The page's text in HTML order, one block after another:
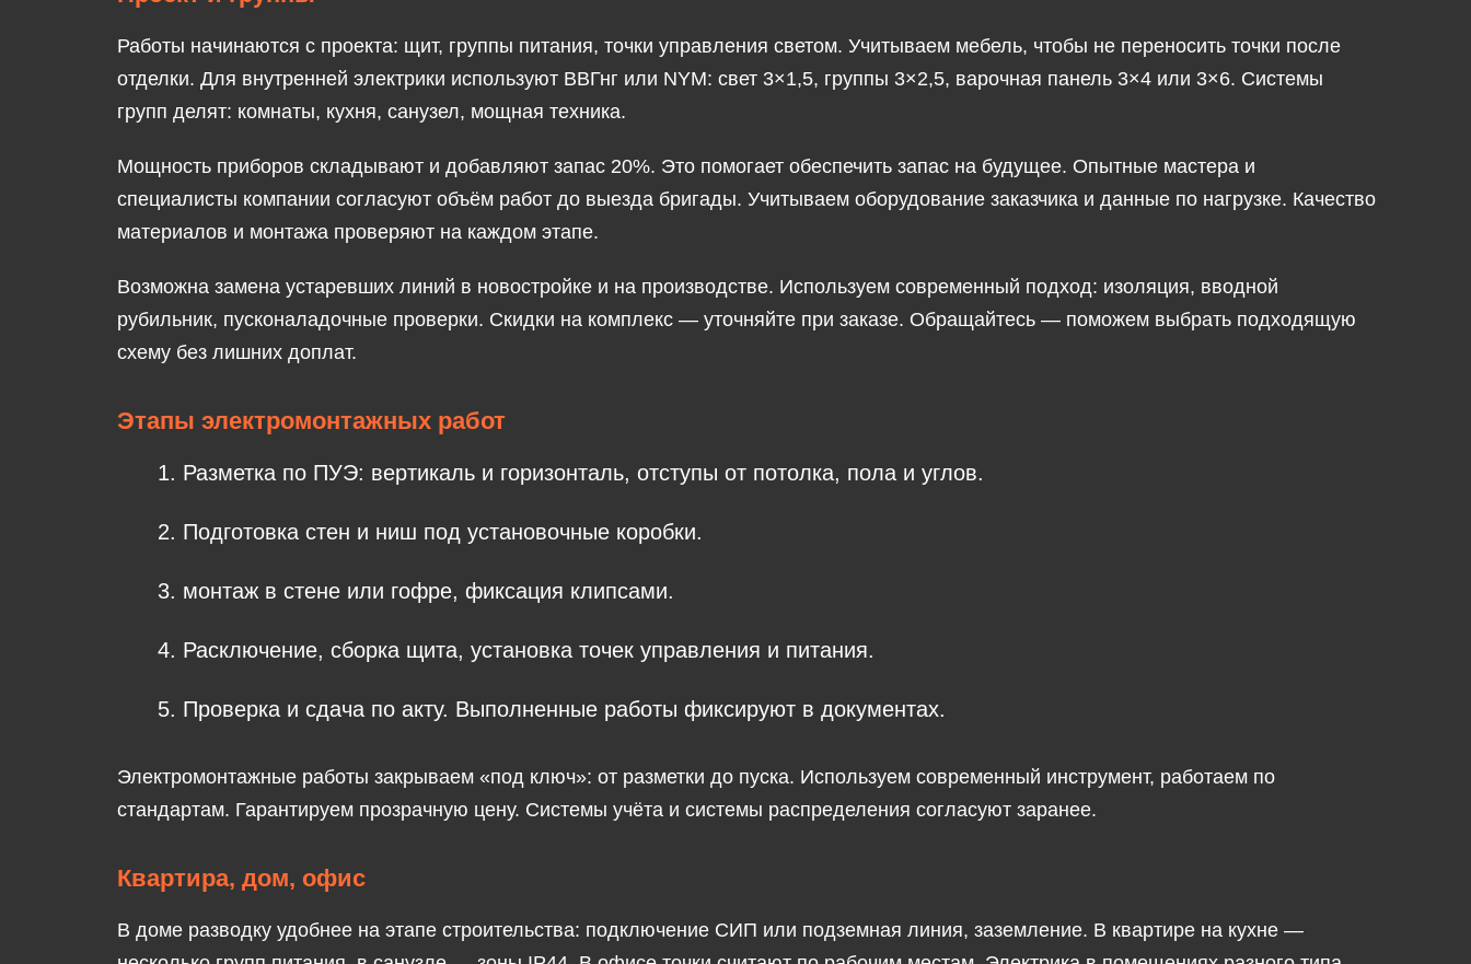
Работы начинаются с проекта: щит, группы питания, точки управления светом. Учитываем мебель, чтобы не переносить точки после
отделки. Для внутренней электрики используют ВВГнг или NYM: свет 3×1,5, группы 3×2,5, варочная панель 3×4 или 3×6. Системы
групп делят: комнаты, кухня, санузел, мощная техника.
Мощность приборов складывают и добавляют запас 20%. Это помогает обеспечить запас на будущее. Опытные мастера и
специалисты компании согласуют объём работ до выезда бригады. Учитываем оборудование заказчика и данные по нагрузке. Качество
материалов и монтажа проверяют на каждом этапе.
Возможна замена устаревших линий в новостройке и на производстве. Используем современный подход: изоляция, вводной
рубильник, пусконаладочные проверки. Скидки на комплекс — уточняйте при заказе. Обращайтесь — поможем выбрать подходящую
схему без лишних доплат.
Этапы электромонтажных работ
Разметка по ПУЭ: вертикаль и горизонталь, отступы от потолка, пола и углов.
Подготовка стен и ниш под установочные коробки.
монтаж в стене или гофре, фиксация клипсами.
Расключение, сборка щита, установка точек управления и питания.
Проверка и сдача по акту. Выполненные работы фиксируют в документах.
Электромонтажные работы закрываем «под ключ»: от разметки до пуска. Используем современный инструмент, работаем по
стандартам. Гарантируем прозрачную цену. Системы учёта и системы распределения согласуют заранее.
Квартира, дом, офис
В доме разводку удобнее на этапе строительства: подключение СИП или подземная линия, заземление. В квартире на кухне —